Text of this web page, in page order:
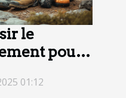
le
pour
01:12